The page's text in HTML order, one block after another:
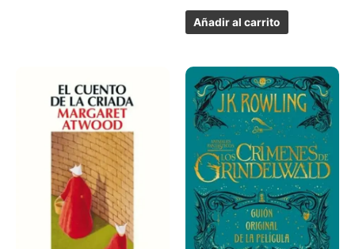
Añadir al carrito